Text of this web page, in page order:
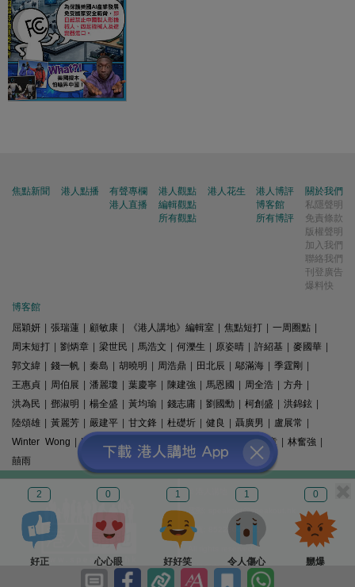
2
好正
0
心心眼
1
好好笑
1
令人傷心
0
嬲爆
焦點新聞 港人點播
有聲專欄
港人直播
港人觀點
編輯觀點
所有觀點
港人花生
港人博評
博客館
所有博評
關於我們
私隱聲明
免責條款
版權聲明
加入我們
聯絡我們
刊登廣告
爆料快
博客館
屈穎妍
張瑞蓮 顧敏康 《港人講地》編輯室 焦點短打 一周圈點
周末短打
劉炳章 梁世民 馬浩文 何濼生 原姿晴 許紹基 麥國華
郭文緯
錢一帆 秦島 胡曉明 周浩鼎 田北辰 鄔滿海 季霆剛
王惠貞
周伯展 潘麗瓊 葉慶寧 陳建強 馬恩國 周全浩 方舟
洪為民
鄧淑明 楊全盛 黃均瑜 錢志庸 劉國勳 柯創盛 洪錦鉉
陸頌雄
黃麗芳 嚴建平 甘文鋒 杜礎圻 健良 聶廣男 盧展常
Winter Wong
K2 梁文新 羅崑 姚銘 精選文章 林奮強
囍雨
© 港人講地
電郵: speakout@speakout.hk
傳真: 85228041301
版權所有 不得轉載